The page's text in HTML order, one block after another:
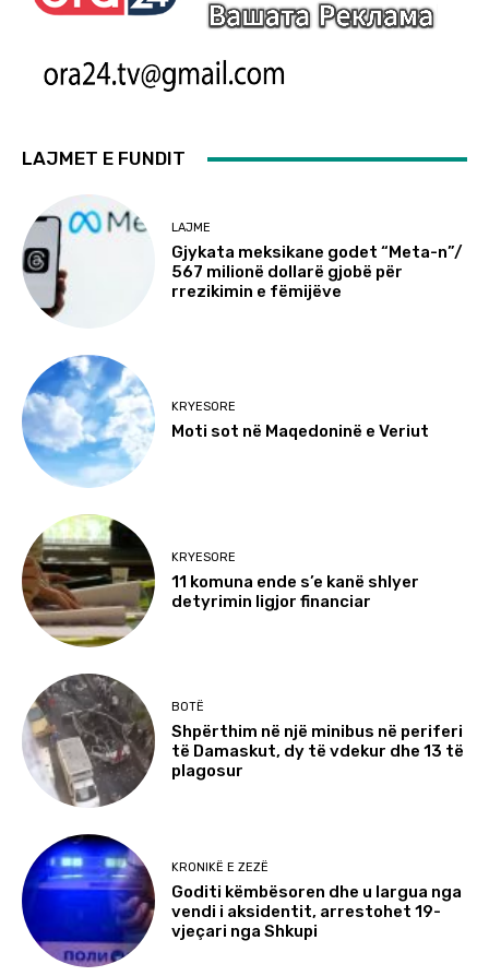
LAJMET E FUNDIT
LAJME
Gjykata meksikane godet “Meta-n”/
567 milionë dollarë gjobë për
rrezikimin e fëmijëve
KRYESORE
Moti sot në Maqedoninë e Veriut
KRYESORE
11 komuna ende s’e kanë shlyer
detyrimin ligjor financiar
BOTË
Shpërthim në një minibus në periferi
të Damaskut, dy të vdekur dhe 13 të
plagosur
KRONIKË E ZEZË
Goditi këmbësoren dhe u largua nga
vendi i aksidentit, arrestohet 19-
vjeçari nga Shkupi